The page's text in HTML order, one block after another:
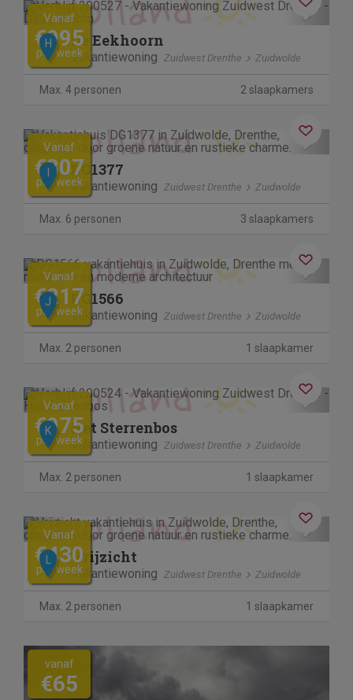
Previous Next
Vanaf
€995
per week
H De Eekhoorn
Vakantiewoning Zuidwest Drenthe Zuidwolde
Max. 4 personen 2 slaapkamers
Previous Next
Vanaf
€807
per week
DG1377
Vakantiewoning Zuidwest Drenthe Zuidwolde
Max. 6 personen 3 slaapkamers
Previous Next
Vanaf
€217
per week
J DG1566
Vakantiewoning Zuidwest Drenthe Zuidwolde
Max. 2 personen 1 slaapkamer
Previous Next
Vanaf
€975
per week
K Het Sterrenbos
Vakantiewoning Zuidwest Drenthe Zuidwolde
Max. 2 personen 1 slaapkamer
Previous Next
Vanaf
€430
per week
Vrijzicht
Vakantiewoning Zuidwest Drenthe Zuidwolde
Max. 2 personen 1 slaapkamer
vanaf
€65